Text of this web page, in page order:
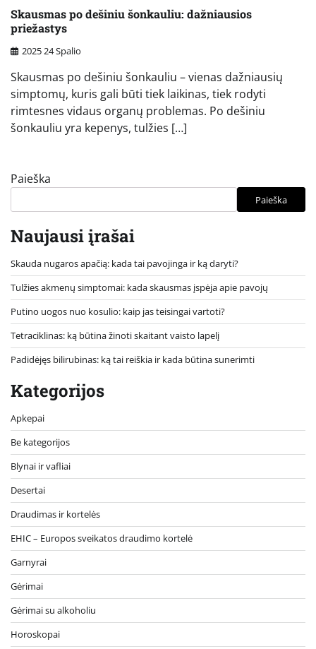
Skausmas po dešiniu šonkauliu: dažniausios
priežastys
2025 24 Spalio
Skausmas po dešiniu šonkauliu – vienas dažniausių
simptomų, kuris gali būti tiek laikinas, tiek rodyti
rimtesnes vidaus organų problemas. Po dešiniu
šonkauliu yra kepenys, tulžies […]
Paieška
Paieška
Naujausi įrašai
Skauda nugaros apačią: kada tai pavojinga ir ką daryti?
Tulžies akmenų simptomai: kada skausmas įspėja apie pavojų
Putino uogos nuo kosulio: kaip jas teisingai vartoti?
Tetraciklinas: ką būtina žinoti skaitant vaisto lapelį
Padidėjęs bilirubinas: ką tai reiškia ir kada būtina sunerimti
Kategorijos
Apkepai
Be kategorijos
Blynai ir vafliai
Desertai
Draudimas ir kortelės
EHIC – Europos sveikatos draudimo kortelė
Garnyrai
Gėrimai
Gėrimai su alkoholiu
Horoskopai